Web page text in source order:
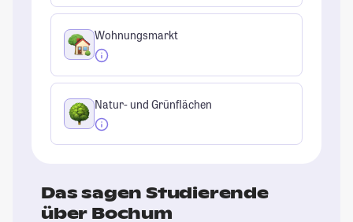
Wohnungsmarkt
Natur- und Grünflächen
Das sagen Studierende
über Bochum